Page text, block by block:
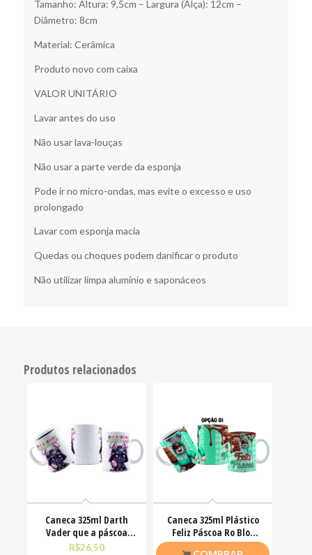
Tamanho: Altura: 9,5cm – Largura (Alça): 12cm –
Diâmetro: 8cm
Material: Cerâmica
Produto novo com caixa
VALOR UNITÁRIO
Lavar antes do uso
Não usar lava-louças
Não usar a parte verde da esponja
Pode ir no micro-ondas, mas evite o excesso e uso
prolongado
Lavar com esponja macia
Quedas ou choques podem danificar o produto
Não utilizar limpa alumínio e saponáceos
Produtos relacionados
Caneca 325ml Darth
Vader que a páscoa
esteja com você
R$26,50
Caneca 325ml Plástico
Feliz Páscoa Ro Blox
Bloquinhos